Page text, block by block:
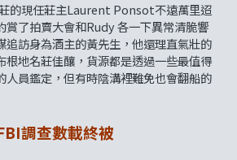
的現任莊主Laurent Ponsot不遠萬里迢
賞了拍賣大會和Rudy 各一下異常清脆響
追訪身為酒主的黃先生，他還理直氣壯的
根地名莊佳釀，貨源都是透過一些最值得
人員鑑定，但有時陰溝裡難免也會翻船的
調查數載終被